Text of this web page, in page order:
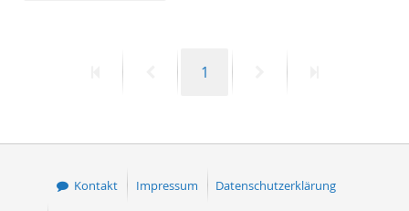
VorherigeSeite
1
Kontakt Impressum Datenschutzerklärung